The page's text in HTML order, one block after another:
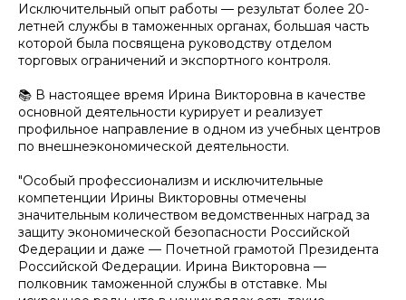
Исключительный опыт работы — результат более 20-
летней службы в таможенных органах, большая часть
которой была посвящена руководству отделом
торговых ограничений и экспортного контроля.
📚 В настоящее время Ирина Викторовна в качестве
основной деятельности курирует и реализует
профильное направление в одном из учебных центров
по внешнеэкономической деятельности.
"Особый профессионализм и исключительные
компетенции Ирины Викторовны отмечены
значительным количеством ведомственных наград за
защиту экономической безопасности Российской
Федерации и даже — Почетной грамотой Президента
Российской Федерации. Ирина Викторовна —
полковник таможенной службы в отставке. Мы